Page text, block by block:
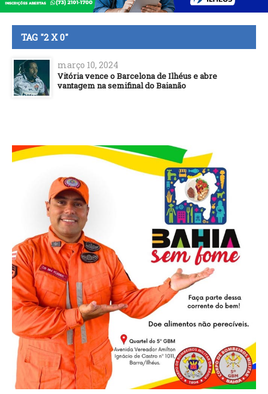
TAG "2 X 0"
março 10, 2024
Vitória vence o Barcelona de Ilhéus e abre
vantagem na semifinal do Baianão